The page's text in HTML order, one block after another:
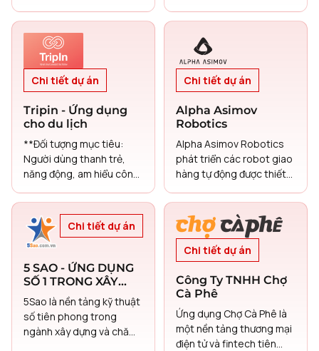
đặc biệt để giải quyết các
hiệu quả hoạt động quan
trọng đang phổ biến
trong các Doanh nghiệp
Nhỏ và Vừa (SMEs).
gồm phân tích nhu cầu và
thách thức của SMEs
(dựa trên việc triển khai
nền tảng Fastdo hiện có),
đã chỉ ra những khó khăn
cập và tổng hợp thông tin
nội bộ của công ty. Vấn đề
này đặc biệt ảnh hưởng
đến nhân viên mới và cản
trở năng suất tổng thể,
yêu cầu sự hỗ trợ quá
động.
và cư xử lịch sự hơn thông
qua các khóa đào tạo
trước khi gia nhập.
Chi tiết dự án
Tripin - Ứng dụng
cho du lịch
**Đối tượng mục tiêu:
Người dùng thanh trẻ,
năng động, am hiểu công
Chi tiết dự án
Alpha Asimov
Robotics
Alpha Asimov Robotics
phát triển các robot giao
hàng tự động được thiết
cùng trong môi trường đô
thị.
Chi tiết dự án
5 SAO - ỨNG DỤNG
SỐ 1 TRONG XÂY
DỰNG, CHĂM SÓC
NHÀ CỬA, SỬA
CHỮA NHỎ VÀ
TUYỂN DỤNG NHÀ
5Sao là nền tảng kỹ thuật
số tiên phong trong
ngành xây dựng và chăm
Chi tiết dự án
Công Ty TNHH Chợ
Cà Phê
Ứng dụng Chợ Cà Phê là
một nền tảng thương mại
điện tử và fintech tiên